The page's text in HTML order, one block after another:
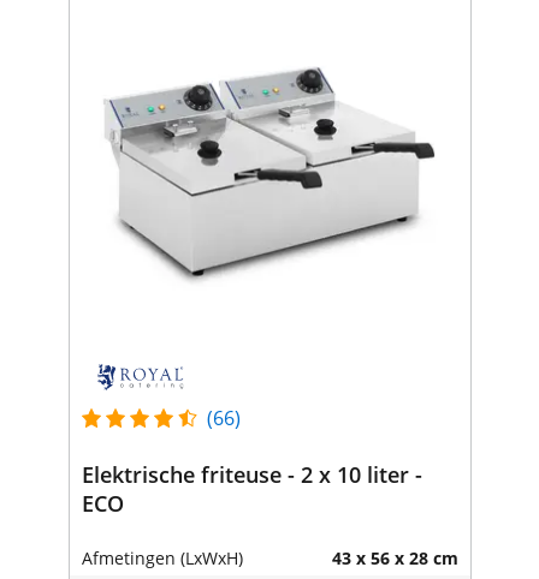
(66)
Elektrische friteuse - 2 x 10 liter -
ECO
Afmetingen (LxWxH) 43 x 56 x 28 cm